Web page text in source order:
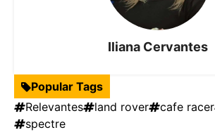
Iliana Cervantes
Popular Tags
Relevantes
land rover cafe racer
spectre